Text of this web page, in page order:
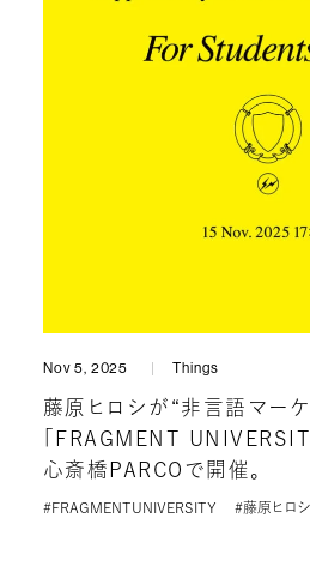
Nov 5, 2025 Things
藤原ヒロシが“非言語マーケ
「FRAGMENT
心斎橋PARCOで開催。
#FRAGMENTUNIVERSITY #藤原ヒロシ